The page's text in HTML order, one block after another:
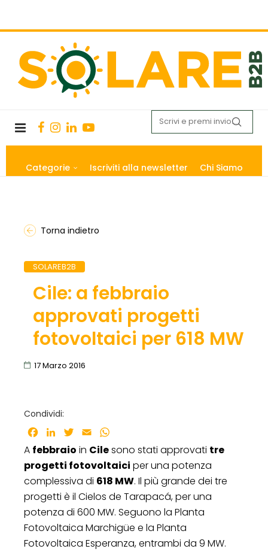
Categorie Iscriviti alla newsletter Chi Siamo
Torna indietro
SOLAREB2B
Cile: a febbraio
approvati progetti
fotovoltaici per 618 MW
17 Marzo 2016
Condividi:
Facebook
LinkedInTwitter
Email
A febbraio in Cilesono stati approvati tre
progetti fotovoltaici per una potenza
complessiva di 618 MW. Il più grande dei tre
progetti è il Cielos de Tarapacá, per una
potenza di 600 MW. Seguono la Planta
Fotovoltaica Marchigüe e la Planta
Fotovoltaica Esperanza, entrambi da 9 MW.